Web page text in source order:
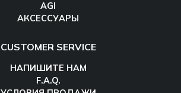
AGI
АКСЕССУАРЫ
CUSTOMER SERVICE
НАПИШИТЕ НАМ
F.A.Q.